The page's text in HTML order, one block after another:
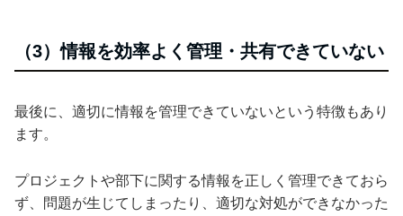
（3）情報を効率よく管理・共有できていない
最後に、適切に情報を管理できていないという特徴もあり
ます。
プロジェクトや部下に関する情報を正しく管理できておら
ず、問題が生じてしまったり、適切な対処ができなかった